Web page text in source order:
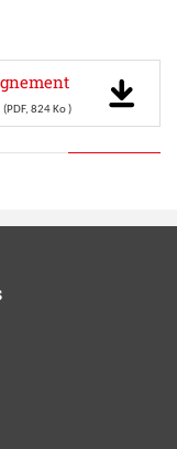
(PDF, 824 Ko )